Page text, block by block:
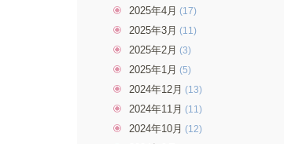
2025年4月 (17)
2025年3月 (11)
2025年2月 (3)
2025年1月 (5)
2024年12月 (13)
2024年11月 (11)
2024年10月 (12)